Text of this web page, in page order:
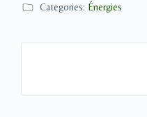
Categories: Énergies